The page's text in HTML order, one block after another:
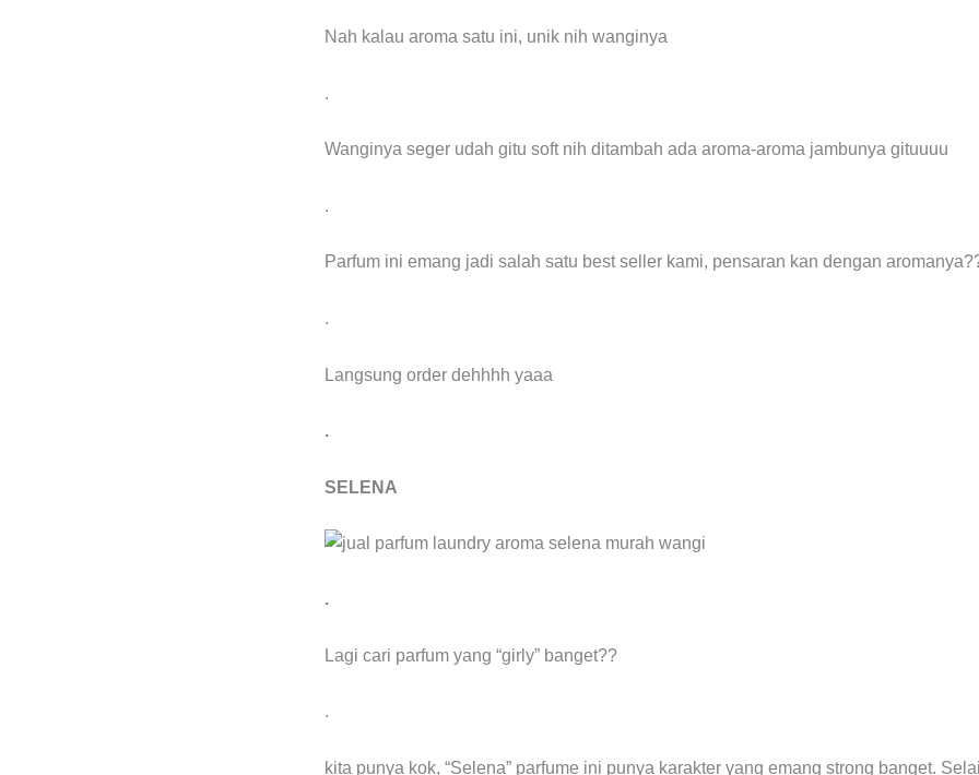
Nah kalau aroma satu ini, unik nih wanginya
.
Wanginya seger udah gitu soft nih ditambah ada aroma-aroma jambunya gituuuu
.
Parfum ini emang jadi salah satu best seller kami, pensaran kan dengan
.
Langsung order dehhhh yaaa
.
SELENA
.
Lagi cari parfum yang “girly” banget??
.
kita punya kok, “Selena” parfume ini punya karakter yang emang strong banget.